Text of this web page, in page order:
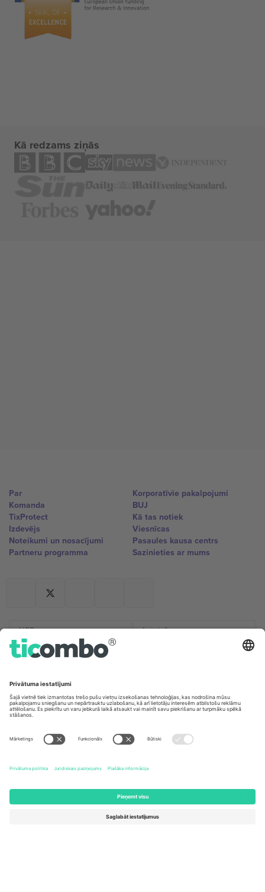
Kā redzams ziņās
Par
Komanda
TixProtect
Izdevējs
Noteikumi un nosacījumi
Partneru programma
Korporatīvie pakalpojumi
BUJ
Kā tas notiek
Viesnīcas
Pasaules kausa centrs
Sazinieties ar mums
Germany
Unter den Linden 24, 10117
United Kingdom
167 City Road, London, Greater
Kingdom
United States
Newark, Delaware 19713, United
States
Switzerland
Engelberg, Switzerland